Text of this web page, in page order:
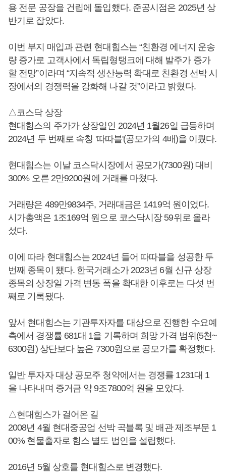
용 전문 공장을 건립에 돌입했다. 준공시점은 2025년 상
반기로 잡았다.
이번 부지 매입과 관련 현대힘스는 “친환경 에너지 운송
량 증가로 고객사에서 독립형탱크에 대해 발주가 증가
할 전망”이라며 “지속적 생산능력 확대로 친환경 선박 시
장에서의 경쟁력을 강화해 나갈 것”이라고 밝혔다.
△코스닥 상장
현대힘스의 주가가 상장일인 2024년 1월26일 급등하며
2024년 두 번째로 속칭 '따따블'(공모가의 4배)을 이뤘다.
현대힘스는 이날 코스닥시장에서 공모가(7300원) 대비
300% 오른 2만9200원에 거래를 마쳤다.
거래량은 489만9834주, 거래대금은 1419억 원이었다.
시가총액은 1조169억 원으로 코스닥시장 59위로 올라
섰다.
이에 따라 현대힘스는 2024년 들어 따따블을 성공한 두
번째 종목이 됐다. 한국거래소가 2023년 6월 신규 상장
종목의 상장일 가격 변동 폭을 확대한 이후로는 다섯 번
째로 기록됐다.
앞서 현대힘스는 기관투자자를 대상으로 진행한 수요예
측에서 경쟁률 681대 1을 기록하며 희망 가격 범위(5천~
6300원) 상단보다 높은 7300원으로 공모가를 확정했다.
일반 투자자 대상 공모주 청약에서는 경쟁률 1231대 1
을 나타내며 증거금 약 9조7800억 원을 모았다.
△현대힘스가 걸어온 길
2008년 4월 현대중공업 선박 곡블록 및 배관 제조부문 1
00% 현물출자로 힘스 별도 법인을 설립했다.
2016년 5월 상호를 현대힘스로 변경했다.